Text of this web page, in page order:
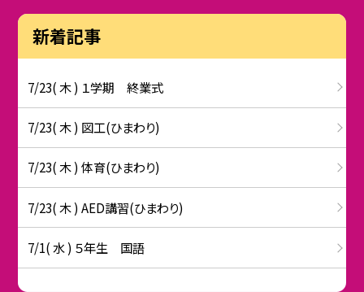
新着記事
7/23( 木 ) １学期 終業式
7/23( 木 ) 図工(ひまわり)
7/23( 木 ) 体育(ひまわり)
7/23( 木 ) AED講習(ひまわり)
7/1( 水 ) ５年生 国語